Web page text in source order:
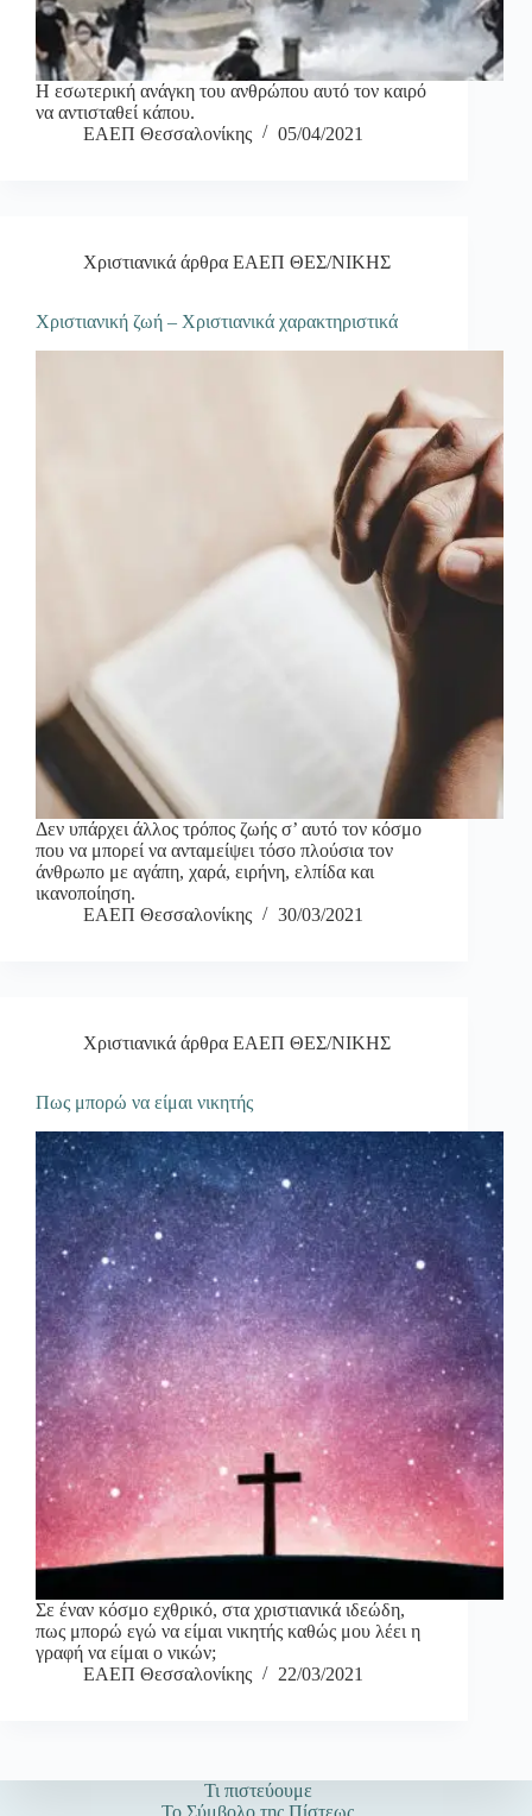
Η εσωτερική ανάγκη του ανθρώπου αυτό τον καιρό
να αντισταθεί κάπου.
ΕΑΕΠ Θεσσαλονίκης
05/04/2021
Χριστιανικά άρθρα ΕΑΕΠ ΘΕΣ/ΝΙΚΗΣ
Χριστιανική ζωή – Χριστιανικά χαρακτηριστικά
Δεν υπάρχει άλλος τρόπος ζωής σ’ αυτό τον κόσμο
που να μπορεί να ανταμείψει τόσο πλούσια τον
άνθρωπο με αγάπη, χαρά, ειρήνη, ελπίδα και
ικανοποίηση.
ΕΑΕΠ Θεσσαλονίκης
30/03/2021
Χριστιανικά άρθρα ΕΑΕΠ ΘΕΣ/ΝΙΚΗΣ
Πως μπορώ να είμαι νικητής
Σε έναν κόσμο εχθρικό, στα χριστιανικά ιδεώδη,
πως μπορώ εγώ να είμαι νικητής καθώς μου λέει η
γραφή να είμαι ο νικών;
ΕΑΕΠ Θεσσαλονίκης
22/03/2021
Τι πιστεύουμε